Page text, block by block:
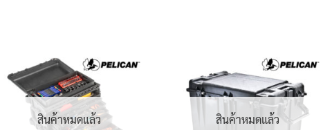
สินค้าหมดแล้ว สินค้าหมดแล้ว